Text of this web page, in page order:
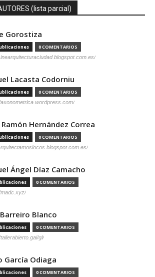
(lista parcial)
Gorostiza
0 COMENTARIOS
Lacasta Codorniu
0 COMENTARIOS
Ramón Hernández Correa
0 COMENTARIOS
Ángel Díaz Camacho
0 COMENTARIOS
Blanco
0 COMENTARIOS
gl/
García Odiaga
0 COMENTARIOS